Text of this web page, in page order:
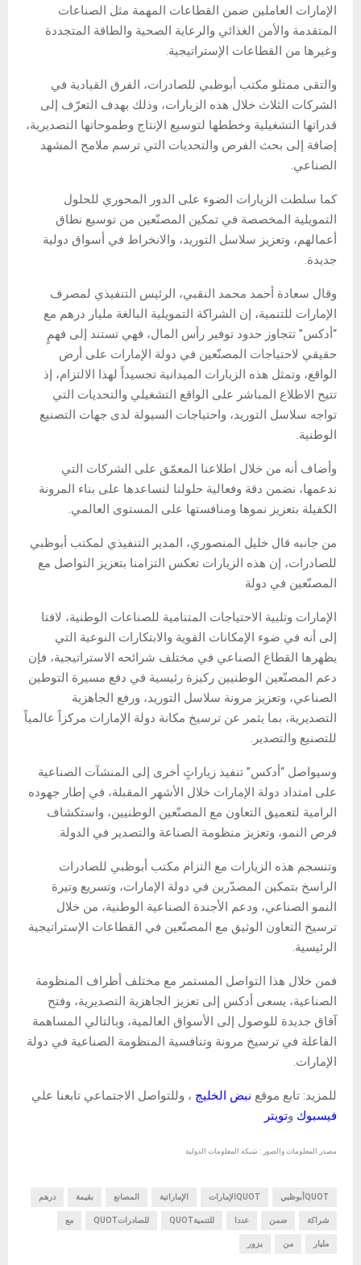
الإمارات العاملين ضمن القطاعات المهمة مثل الصناعات
المتقدمة والأمن الغذائي والرعاية الصحية والطاقة المتجددة
وغيرها من القطاعات الإستراتيجية.
والتقى ممثلو مكتب أبوظبي للصادرات، الفرق القيادية في
الشركات الثلاث خلال هذه الزيارات، وذلك بهدف التعرّف إلى
قدراتها التشغيلية وخططها لتوسيع الإنتاج وطموحاتها التصديرية،
إضافة إلى بحث الفرص والتحديات التي ترسم ملامح المشهد
الصناعي.
كما سلطت الزيارات الضوء على الدور المحوري للحلول
التمويلية المخصصة في تمكين المصنّعين من توسيع نطاق
أعمالهم، وتعزيز سلاسل التوريد، والانخراط في أسواق دولية
جديدة.
وقال سعادة أحمد محمد النقبي، الرئيس التنفيذي لمصرف
الإمارات للتنمية، إن الشراكة التمويلية البالغة مليار درهم مع
“أدكس” تتجاوز حدود توفير رأس المال، فهي تستند إلى فهمٍ
حقيقي لاحتياجات المصنّعين في دولة الإمارات على أرض
الواقع، وتمثل هذه الزيارات الميدانية تجسيداً لهذا الالتزام، إذ
تتيح الاطلاع المباشر على الواقع التشغيلي والتحديات التي
تواجه سلاسل التوريد، واحتياجات السيولة لدى جهات التصنيع
الوطنية.
وأضاف أنه من خلال اطلاعنا المعمّق على الشركات التي
ندعمها، نضمن دقة وفعالية حلولنا لنساعدها على بناء المرونة
الكفيلة بتعزيز نموها ومنافستها على المستوى العالمي.
من جانبه قال خليل المنصوري، المدير التنفيذي لمكتب أبوظبي
للصادرات، إن هذه الزيارات تعكس التزامنا بتعزيز التواصل مع
المصنّعين في دولة
الإمارات وتلبية الاحتياجات المتنامية للصناعات الوطنية، لافتا
إلى أنه في ضوء الإمكانات القوية والابتكارات النوعية التي
يظهرها القطاع الصناعي في مختلف شرائحه الاستراتيجية، فإن
دعم المصنّعين الوطنيين ركيزة رئيسية في دفع مسيرة التوطين
الصناعي، وتعزيز مرونة سلاسل التوريد، ورفع الجاهزية
التصديرية، بما يثمر عن ترسيخ مكانة دولة الإمارات مركزاً عالمياً
للتصنيع والتصدير.
وسيواصل “أدكس” تنفيذ زياراتٍ أخرى إلى المنشآت الصناعية
على امتداد دولة الإمارات خلال الأشهر المقبلة، في إطار جهوده
الرامية لتعميق التعاون مع المصنّعين الوطنيين، واستكشاف
فرص النمو، وتعزيز منظومة الصناعة والتصدير في الدولة.
وتنسجم هذه الزيارات مع التزام مكتب أبوظبي للصادرات
الراسخ بتمكين المصدّرين في دولة الإمارات، وتسريع وتيرة
النمو الصناعي، ودعم الأجندة الصناعية الوطنية، من خلال
ترسيخ التعاون الوثيق مع المصنّعين في القطاعات الإستراتيجية
الرئيسية.
فمن خلال هذا التواصل المستمر مع مختلف أطراف المنظومة
الصناعية، يسعى أدكس إلى تعزيز الجاهزية التصديرية، وفتح
آفاق جديدة للوصول إلى الأسواق العالمية، وبالتالي المساهمة
الفاعلة في ترسيخ مرونة وتنافسية المنظومة الصناعية في دولة
الإمارات.
للمزيد: تابع موقع نبض الخليج ، وللتواصل الاجتماعي تابعنا علي
فيسبوك وتويتر
مصدر المعلومات والصور : شبكة المعلومات الدولية
QUOTأبوظبي QUOTالإمارات الإماراتية المصانع بقيمة درهم
شراكة ضمن عددا للتنميةQUOT للصادراتQUOT مع
مليار من يزور